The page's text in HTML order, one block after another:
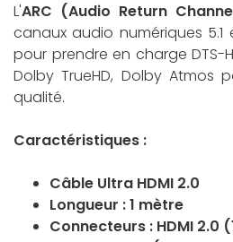
L'ARC (Audio Return
canaux audio numériques 5.1
pour prendre en charge DTS-
Dolby TrueHD, Dolby Atmos
qualité.
Caractéristiques :
Câble Ultra HDMI 2.0
Longueur : 1 mètre
Connecteurs : HDMI 2.0